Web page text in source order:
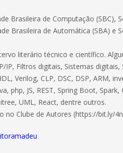
Brasileira de Computação (SBC),
Brasileira de Automática (SBA) e
literário técnico e científico.
IP, Filtros digitais, Sistemas
Verilog, CLP, DSC, DSP, ARM,
php, JS, REST, Spring Boot, Spark,
UML, React, dentre outros.
Clube de Autores (https://bit.ly/